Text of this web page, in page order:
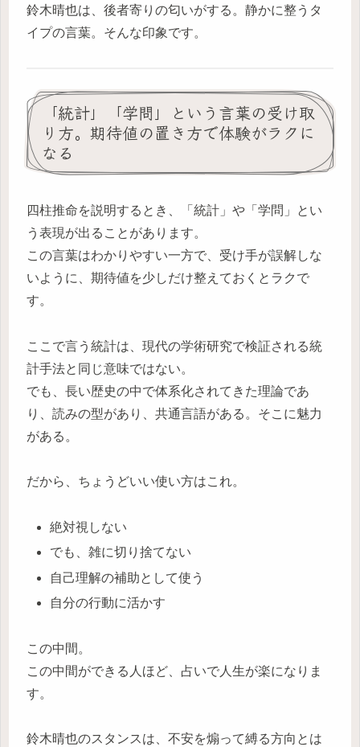
鈴木晴也は、後者寄りの匂いがする。静かに整うタ
イプの言葉。そんな印象です。
「統計」「学問」という言葉の受け取
り方。期待値の置き方で体験がラクに
なる
四柱推命を説明するとき、「統計」や「学問」とい
う表現が出ることがあります。
この言葉はわかりやすい一方で、受け手が誤解しな
いように、期待値を少しだけ整えておくとラクで
す。
ここで言う統計は、現代の学術研究で検証される統
計手法と同じ意味ではない。
でも、長い歴史の中で体系化されてきた理論であ
り、読みの型があり、共通言語がある。そこに魅力
がある。
だから、ちょうどいい使い方はこれ。
絶対視しない
でも、雑に切り捨てない
自己理解の補助として使う
自分の行動に活かす
この中間。
この中間ができる人ほど、占いで人生が楽になりま
す。
鈴木晴也のスタンスは、不安を煽って縛る方向とは